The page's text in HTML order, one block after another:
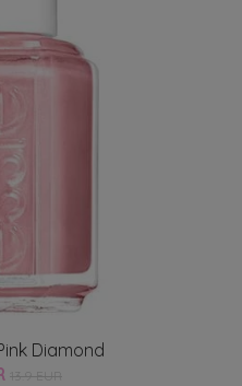
Diamond